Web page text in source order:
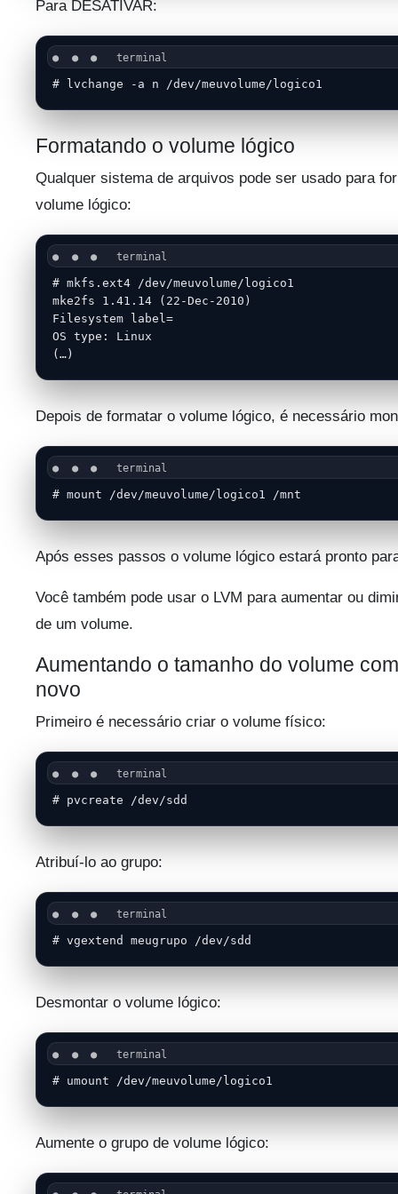
Para DESATIVAR:
# lvchange -a n /dev/meuvolume/logico1
Formatando o volume lógico
Qualquer sistema de arquivos pode ser usado para
volume lógico:
# mkfs.ext4 /dev/meuvolume/logico1
mke2fs 1.41.14 (22-Dec-2010)
Filesystem label=
OS type: Linux
(…)
Depois de formatar o volume lógico, é necessário
# mount /dev/meuvolume/logico1 /mnt
Após esses passos o volume lógico estará pronto
Você também pode usar o LVM para aumentar ou
de um volume.
Aumentando o tamanho do volume
novo
Primeiro é necessário criar o volume físico:
# pvcreate /dev/sdd
Atribuí-lo ao grupo:
# vgextend meugrupo /dev/sdd
Desmontar o volume lógico:
# umount /dev/meuvolume/logico1
Aumente o grupo de volume lógico: